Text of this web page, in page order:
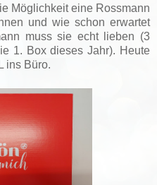
Möglichkeit eine Rossmann
und wie schon erwartet
muss sie echt lieben (3
1. Box dieses Jahr). Heute
ins Büro.